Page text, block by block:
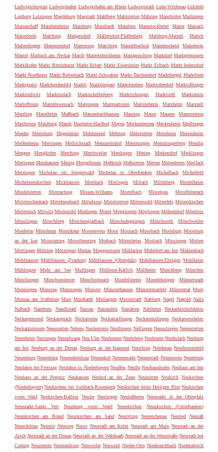
Ludwigschorgast Ludwigshafen Ludwigshafen am Rhein Ludwigsstadt Luhe-Wildenau Lülsfeld
Lupburg Lutzingen Magdeburg Magstadt Mahlberg Mahlstetten Mähring Maierhöfen Maihingen
Mainaschaff Mainbernheim Mainburg Mainhardt Mainleus Mainstockheim Mainz Maisach
Maitenbeth
Malching Malgersdorf Mallersdorf-Pfaffenberg Malsburg-Marzell
Malsch
Malterdingen
Mammendorf Mamming Manching Mandelbachtal Manderscheid
Mannheim
Mantel Marbach am Neckar March Margetshöchheim Mariaposching Markdorf Markgröningen
Marklkofen Markt Berolzheim Markt Bibart Markt Einersheim Markt Erlbach Markt Indersdorf
Markt Nordheim Markt Rettenbach Markt Schwaben Markt Taschendorf Marktbergel Marktbreit
Marktgraitz Marktheidenfeld Marktl Marktleugast Marktleuthen Marktoberdorf Marktoffingen
Marktredwitz
Marktrodach Marktschellenberg Marktschorgast Marktsteft
Marktzeuln
Marloffstein
Maroldsweisach Marpingen Marquartstein Martinsheim Marxheim
Marxzell
Marzling
Maselheim Maßbach Massenbachhausen Massing Mauer Mauern
Mauerstetten
Maulbronn Maulburg Mauth Maxhütte-Haidhof Mayen Meckenbeuren Meckesheim Medlingen
Meeder
Meersburg Megesheim Mehlmeisel Mehring Mehrstetten Meinheim
Meisenheim
Meißenheim
Meitingen Mellrichstadt Memmelsdorf Memmingen Memmingerberg
Mendig
Mengen
Mengkofen Merching Merchweiler Merdingen Mering Merkendorf
Merklingen
Mertingen Merzhausen Merzig Mespelbrunn Meßkirch Meßstetten Metten Mettenheim Mettlach
Metzingen
Michelau im Steigerwald Michelau in Oberfranken Michelbach
Michelfeld
Michelsneukirchen
Mickhausen Miesbach Mietingen Miltach Miltenberg
Mindelheim
Mindelstetten
Mintraching Missen-Wilhams Mistelbach Mistelgau
Mittelbiberach
Mitteleschenbach Mittelneufnach Mittelsinn Mittelstetten Mittenwald Mitterfels Mitterskirchen
Mitterteich Mitwitz Möckmühl Mödingen Moers Mögglingen Möglingen Möhrendorf Mömbris
Mömlingen
Mönchberg Mönchengladbach Mönchsdeggingen Mönchsroth
Mönchweiler
Monheim Mönsheim Montabaur Moorenweis Moos Moosach Moosbach Moosburg Moosburg
an der Isar
Moosinning Moosthenning Morbach Mörnsheim Mosbach Mössingen Motten
Möttingen Mötzing Mötzingen Mudau Muggensturm Mühlacker Mühldorf am Inn Mühlenbach
Mühlhausen Mühlhausen (Franken) Mühlhausen (Oberpfalz) Mühlhausen-Ehingen Mühlheim
Mühlingen
Muhr am See Mulfingen Mülheim-Kärlich Müllheim Münchberg
München
Münchingen
Münchsmünster Münchsteinach Mundelsheim Munderkingen
Münnerstadt
Munningen Münsing Münsingen Münster Münsterhausen Münstermaifeld Münstertal Murg
Murnau am Staffelsee Murr Murrhardt Mutlangen Mutterstadt Nabburg Nagel Nagold Naila
Nalbach
Namborn Nandlstadt Nassau Nassenfels Nastätten Nattheim
Neckarbischofsheim
Neckargemünd Neckargerach Neckarsulm Neckartailfingen Neckartenzlingen Neckarwestheim
Neckarzimmern Neenstetten Nehren Neidenstein Neidlingen Nellingen Nennslingen Nerenstetten
Neresheim Nersingen Nesselwang Neu-Ulm Neubeuern Neubiberg Neubrunn Neubulach Neuburg
am Inn Neuburg an der Donau Neuburg an der Kammel Neuching Neudenau Neudrossenfeld
Neuenburg Neuenbürg Neuendettelsau Neuendorf Neuenmarkt Neuenstadt Neuenstein Neuerburg
Neufahrn bei Freising Neufahrn in Niederbayern Neuffen Neufra Neufraunhofen Neuhaus am Inn
Neuhaus an der Pegnitz
Neuhausen Neuhof an der Zenn Neuhütten Neukirch Neukirchen
(Niederbayern) Neukirchen bei Sulzbach-Rosenberg Neukirchen beim Heiligen Blut Neukirchen
vorm Wald Neukirchen-Balbini Neuler Neulingen Neulußheim
Neumarkt in der Oberpfalz
Neumarkt-Sankt Veit
Neunburg vorm Wald Neunkirchen
Neunkirchen (Unterfranken)
Neunkirchen am Brand
Neunkirchen am Sand Neuötting Neureichenau Neuried
Neusäß
Neuschönau Neusitz Neusorg Neuss Neustadt am Kulm Neustadt am Main Neustadt an der
Aisch Neustadt an der Donau Neustadt an der Waldnaab Neustadt an der Weinstraße Neustadt bei
Coburg Neustetten Neutraubling Neuweiler Neuwied Nieder-Olm Niederaichbach Niederalteich